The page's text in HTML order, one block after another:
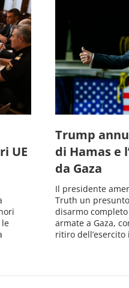
UE
le
Trump
di Hamas e
da Gaza
Il presidente
Truth un
disarmo
armate a Gaza,
ritiro